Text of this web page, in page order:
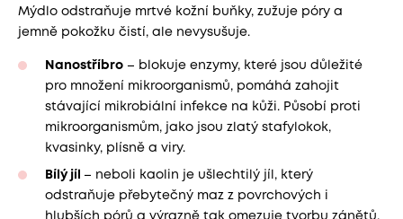
Mýdlo odstraňuje mrtvé kožní buňky, zužuje póry a
jemně pokožku čistí, ale nevysušuje.
Nanostříbro – blokuje enzymy, které jsou důležité
pro množení mikroorganismů, pomáhá zahojit
stávající mikrobiální infekce na kůži. Působí proti
mikroorganismům, jako jsou zlatý stafylokok,
kvasinky, plísně a viry.
Bílý jíl – neboli kaolin je ušlechtilý jíl, který
odstraňuje přebytečný maz z povrchových i
hlubších pórů a výrazně tak omezuje tvorbu zánětů,